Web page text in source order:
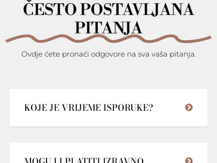
ČESTO POSTAVLJANA
PITANJA
Ovdje ćete pronaći odgovore na sva vaša pitanja.
KOJE JE VRIJEME ISPORUKE?